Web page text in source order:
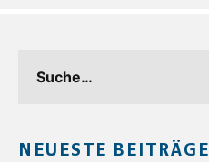
NEUESTE BEITRÄGE